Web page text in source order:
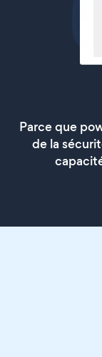
Parce que
de la